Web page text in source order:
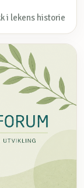
i lekens historie